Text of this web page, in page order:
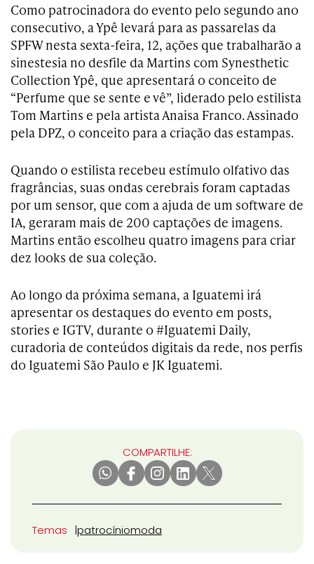
Como patrocinadora do evento pelo segundo ano
consecutivo, a Ypê levará para as passarelas da
SPFW nesta sexta-feira, 12, ações que trabalharão a
sinestesia no desfile da Martins com Synesthetic
Collection Ypê, que apresentará o conceito de
“Perfume que se sente e vê”, liderado pelo estilista
Tom Martins e pela artista Anaisa Franco. Assinado
pela DPZ, o conceito para a criação das estampas.
Quando o estilista recebeu estímulo olfativo das
fragrâncias, suas ondas cerebrais foram captadas
por um sensor, que com a ajuda de um software de
IA, geraram mais de 200 captações de imagens.
Martins então escolheu quatro imagens para criar
dez looks de sua coleção.
Ao longo da próxima semana, a Iguatemi irá
apresentar os destaques do evento em posts,
stories e IGTV, durante o #Iguatemi Daily,
curadoria de conteúdos digitais da rede, nos perfis
do Iguatemi São Paulo e JK Iguatemi.
COMPARTILHE:
Temas patrocíniomoda